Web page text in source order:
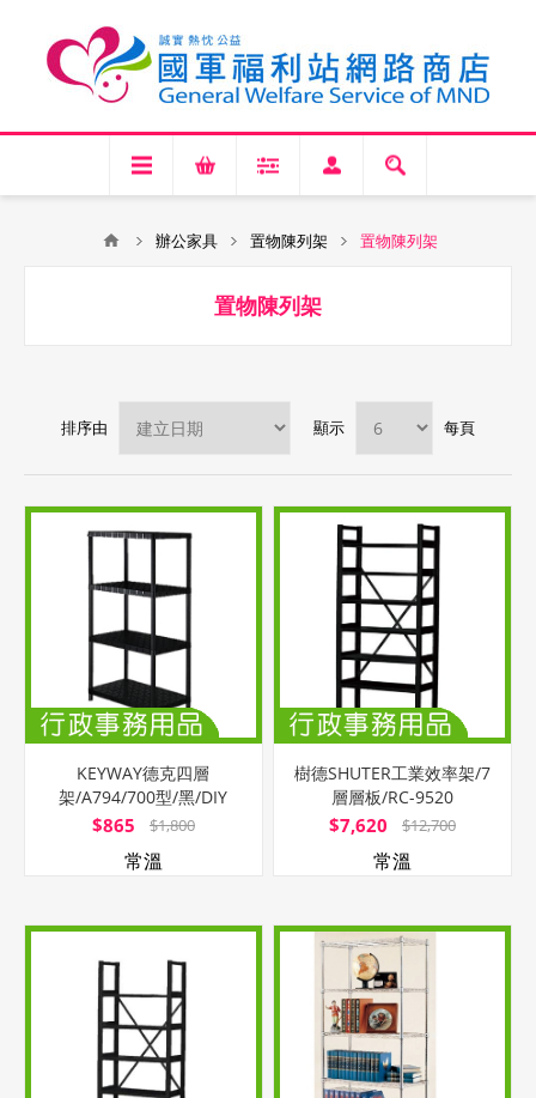
辦公家具 置物陳列架 置物陳列架
置物陳列架
排序由 顯示 每頁
KEYWAY德克四層
架/A794/700型/黑/DIY
$865 $1,800
常溫
樹德SHUTER工業效率架/7
層層板/RC-9520
$7,620 $12,700
常溫